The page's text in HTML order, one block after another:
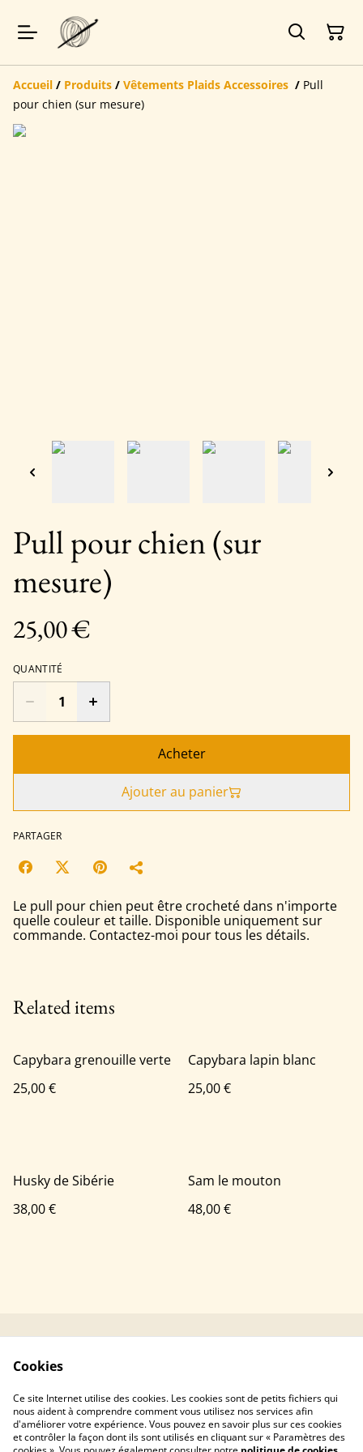
Accueil / Produits / Vêtements Plaids Accessoires / Pull
pour chien (sur mesure)
Pull pour chien (sur
mesure)
25,00 €
QUANTITÉ
Acheter
Ajouter au panier
PARTAGER
Le pull pour chien peut être crocheté dans n'importe
quelle couleur et taille. Disponible uniquement sur
commande. Contactez-moi pour tous les détails.
Related items
Capybara grenouille verte
25,00 €
Capybara lapin blanc
25,00 €
Husky de Sibérie
38,00 €
Sam le mouton
48,00 €
Contacter Mushka
Politique de
confidentialité
Politique de cookies
Cookies
Ce site Internet utilise des cookies. Les cookies sont de petits fichiers qui
nous aident à comprendre comment vous utilisez nos services afin
d'améliorer votre expérience. Vous pouvez en savoir plus sur ces cookies
et contrôler la façon dont ils sont utilisés en cliquant sur « Paramètres des